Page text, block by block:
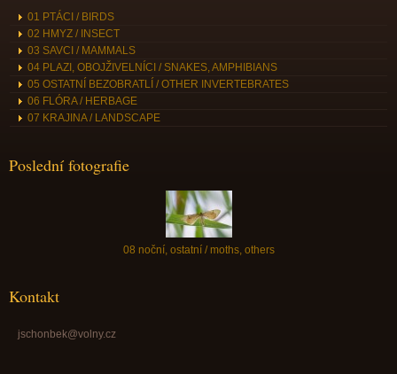
01 PTÁCI / BIRDS
02 HMYZ / INSECT
03 SAVCI / MAMMALS
04 PLAZI, OBOJŽIVELNÍCI / SNAKES, AMPHIBIANS
05 OSTATNÍ BEZOBRATLÍ / OTHER INVERTEBRATES
06 FLÓRA / HERBAGE
07 KRAJINA / LANDSCAPE
Poslední fotografie
08 noční, ostatní / moths, others
Kontakt
jschonbek@volny.cz